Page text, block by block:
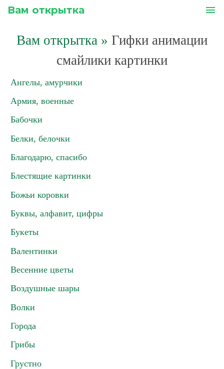
Вам открытка menu
Вам открытка » Гифки анимации
смайлики картинки
Ангелы, амурчики
Армия, военные
Бабочки
Белки, белочки
Благодарю, спасибо
Блестящие картинки
Божьи коровки
Буквы, алфавит, цифры
Букеты
Валентинки
Весенние цветы
Воздушные шары
Волки
Города
Грибы
Грустно